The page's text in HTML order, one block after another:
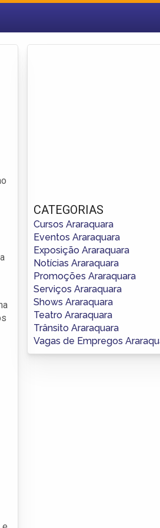
CATEGORIAS
Cursos Araraquara
Eventos Araraquara
Exposição Araraquara
Notícias Araraquara
Promoções Araraquara
Serviços Araraquara
Shows Araraquara
Teatro Araraquara
Trânsito Araraquara
Vagas de Empregos